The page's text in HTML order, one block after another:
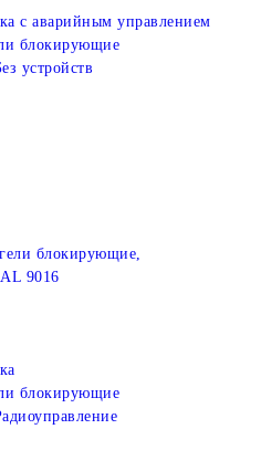
с аварийным управлением
блокирующие
устройств
блокирующие,
9016
блокирующие